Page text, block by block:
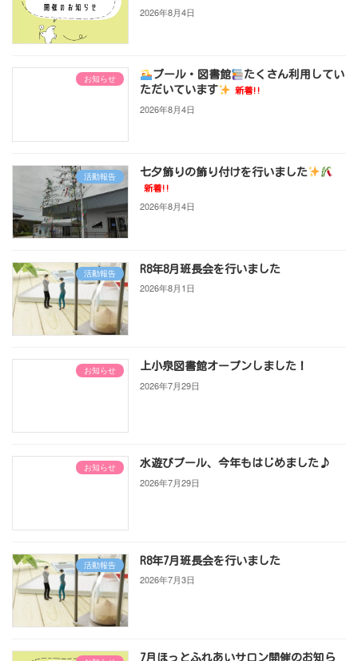
2026年8月4日
お知らせ プール・図書館
たくさん利用してい
ただいています
新着!!
2026年8月4日
活動報告 七夕飾りの飾り付けを行いました
新着!!
2026年8月4日
活動報告 R8年8月班長会を行いました
2026年8月1日
お知らせ 上小泉図書館オープンしました！
2026年7月29日
お知らせ 水遊びプール、今年もはじめました♪
2026年7月29日
活動報告 R8年7月班長会を行いました
2026年7月3日
7月ほっとふれあいサロン開催のお知ら